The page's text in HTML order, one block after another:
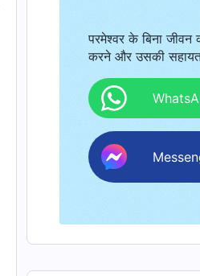
परमेश्वर के बिना
करने और उसकी